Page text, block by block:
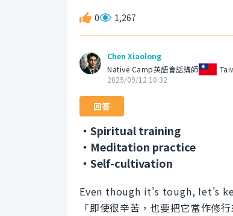
0 1,267
Chen Xiaolong
Native Camp英語會話講師
2025/09/12 10:32
回答
・Spiritual training
・Meditation practice
・Self-cultivation
Even though it's tough, let's
「即使很辛苦，也要把它當作修行